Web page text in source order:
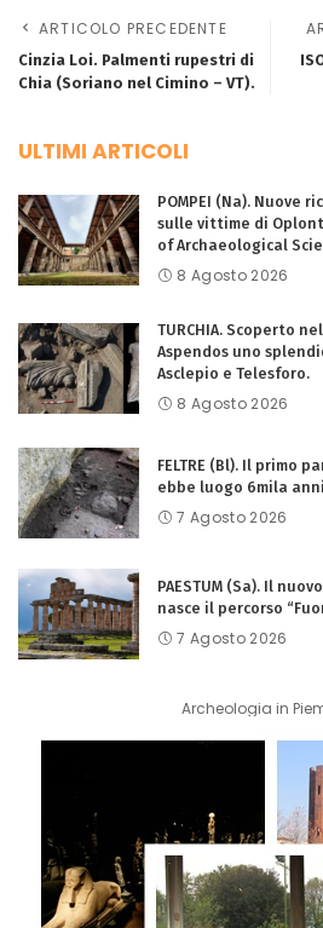
ARTICOLO PRECEDENTE
Cinzia Loi. Palmenti rupestri di
Chia (Soriano nel Cimino – VT).
ULTIMI ARTICOLI
POMPEI (Na). Nuove
sulle vittime di
of Archaeological
8 Agosto 2026
TURCHIA. Scoperto
Aspendos uno
Asclepio e Telesforo.
8 Agosto 2026
FELTRE (Bl). Il primo
ebbe luogo 6mila
7 Agosto 2026
PAESTUM (Sa). Il
nasce il percorso
7 Agosto 2026
Archeologia in